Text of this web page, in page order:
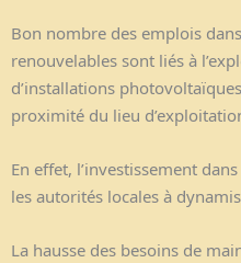
Bon nombre des emplois
renouvelables sont liés à
d’installations
proximité du lieu
En effet, l’investissement
les autorités locales à
La hausse des besoins de